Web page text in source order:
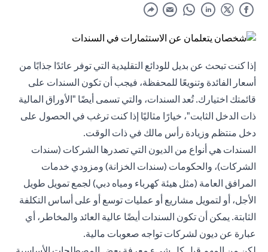
إذا كنت تبحث عن بديل للودائع التقليدية التي توفر عائدًا جذابًا من
أسعار الفائدة وتنويعًا للمحفظة، فيجب أن تكون السندات على
قائمتك اختيارك. تُعد السندات، والتي تسمى أيضًا "الأوراق المالية
ذات الدخل الثابت"، خيارًا مثاليًا إذا كنت ترغب في الحصول على
دخل منتظم وزيادة رأس مالك في ذات الوقت.
السندات هي أنواع من الديون التي تصدرها الشركات (سندات
الشركات)، والحكومات (سندات الخزانة) ومزودي خدمات
المرافق العامة (مثل هيئة كهرباء ومياه دبي) لجمع تمويل طويل
الأجل، أو لتمويل مشاريع أو عمليات توسع أو على أساس التكلفة
الثابتة. يمكن أن تكون السندات أيضًا عالية العائد والمخاطر، أي
عبارة عن ديون لشركات تواجه صعوبات مالية.